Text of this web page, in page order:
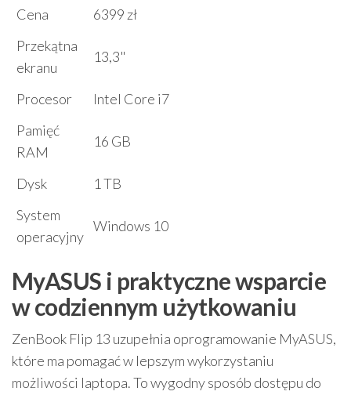
Cena
6399 zł
Przekątna
ekranu
13,3"
Procesor
Intel Core i7
Pamięć
RAM
16 GB
Dysk
1 TB
System
operacyjny
Windows 10
MyASUS i praktyczne wsparcie
w codziennym użytkowaniu
ZenBook Flip 13 uzupełnia oprogramowanie MyASUS,
które ma pomagać w lepszym wykorzystaniu
możliwości laptopa. To wygodny sposób dostępu do